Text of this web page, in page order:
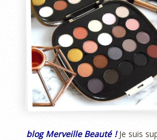
blogMerveille Beauté !Je suis